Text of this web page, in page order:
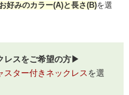
お好みのカラー(A)と長さ(B)を選
レスをご希望の方▶
スター付きネックレス を選